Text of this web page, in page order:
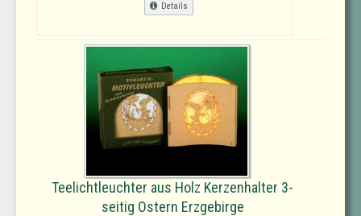
Details
Teelichtleuchter aus Holz Kerzenhalter 3-
seitig Ostern Erzgebirge